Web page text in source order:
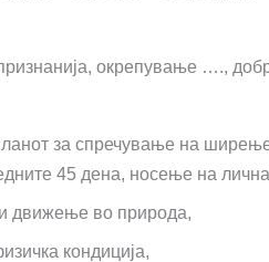
окрепување ….,
за спречување на
45 дена, носење на
движење во природа,
кондиција,